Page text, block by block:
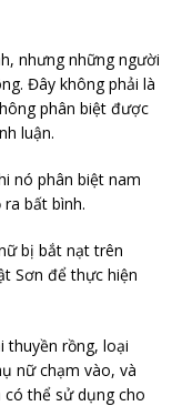
nhưng những người
Đây không phải là
phân biệt được
luận.
nó phân biệt nam
bất bình.
bị bắt nạt trên
Sơn để thực hiện
thuyền rồng, loại
nữ chạm vào, và
thể sử dụng cho